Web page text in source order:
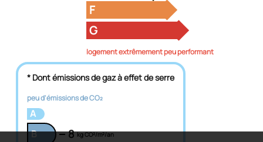
F
G
logement extrêmement peu performant
* Dont émissions de gaz à effet de serre
peu d'émissions de CO₂
A
B
8 kg CO²/m²/an